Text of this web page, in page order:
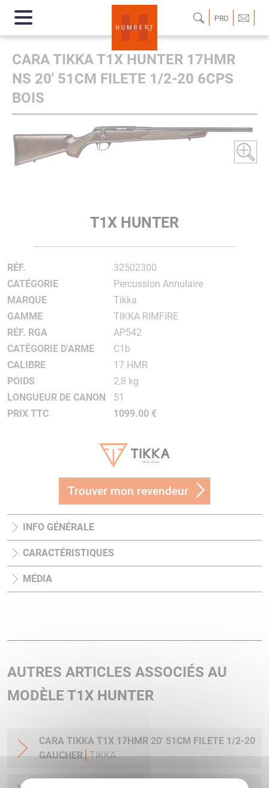
PRO
CARA TIKKA T1X HUNTER 17HMR
NS 20' 51CM FILETE 1/2-20 6CPS
BOIS
T1X HUNTER
RÉF.
32502300
CATÉGORIE
Percussion Annulaire
MARQUE
Tikka
GAMME
TIKKA RIMFIRE
RÉF. RGA
AP542
CATÉGORIE D'ARME
C1b
CALIBRE
17 HMR
POIDS
2,8 kg
LONGUEUR DE CANON
51
PRIX TTC
1099.00 €
Trouver mon revendeur
INFO GÉNÉRALE
CARACTÉRISTIQUES
MÉDIA
AUTRES ARTICLES ASSOCIÉS AU
MODÈLE T1X HUNTER
CARA TIKKA T1X 17HMR 20' 51CM FILETE 1/2-20
GAUCHER TIKKA